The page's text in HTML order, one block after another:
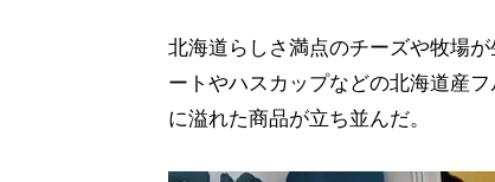
北海道らしさ満点のチーズや牧場
ートやハスカップなどの北海道産
に溢れた商品が立ち並んだ。